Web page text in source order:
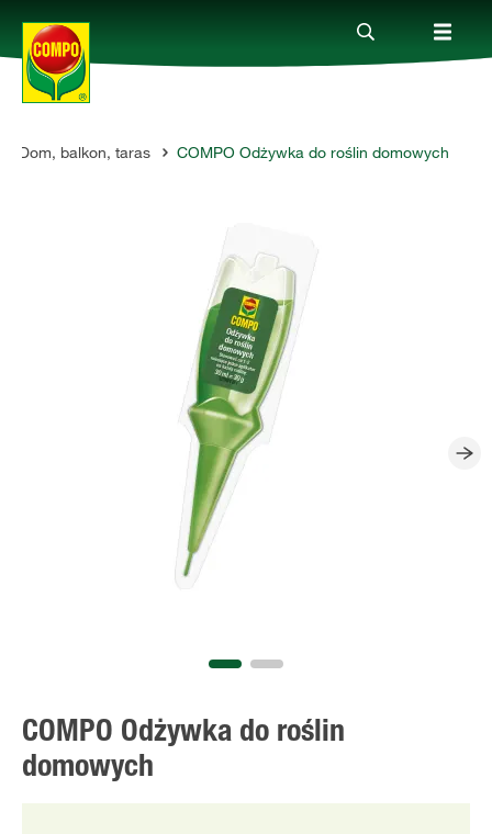
Produkty
Dom, balkon, taras COMPO Odżywka do roślin domowych
COMPO Odżywka do roślin
domowych